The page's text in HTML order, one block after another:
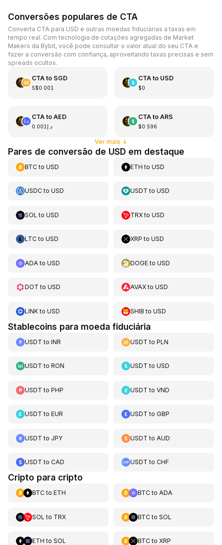
Conversões populares de CTA
Converta CTA para USD e outras moedas fiduciárias a taxas em
tempo real. Com tecnologia de cotações agregadas de Market
Makers da Bybit, você pode consultar o valor atual do seu CTA e
fazer a conversão com confiança, aproveitando taxas precisas e sem
spreads ocultos.
CTAto SGD
S$0.001
CTAto USD
$0
CTAto AED
د.إ0.001
CTAto ARS
$0.596
Ver mais ↓
Pares de conversão de USD em destaque
BTCto USD ETH toUSD
USDCto USD USDT toUSD
SOL to USD TRXtoUSD
LTCto USD XRP toUSD
ADA to USD DOGEtoUSD
DOT to USD AVAXtoUSD
LINKto USD SHIB toUSD
Stablecoins para moeda fiduciária
USDT to INR USDT toPLN
USDT to RON USDT toUSD
USDT to PHP USDT toVND
USDT to EUR USDT toGBP
USDT to JPY USDT to AUD
USDT to CAD USDT toCHF
Cripto para cripto
BTCto ETH BTCto ADA
SOL to TRX BTCto SOL
ETH to SOL BTCto XRP